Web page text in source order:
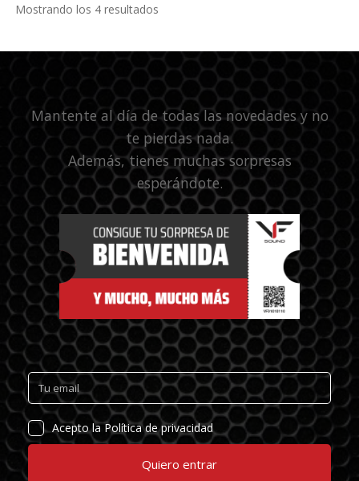
Mostrando los 4 resultados
Mantente al día de todas las novedades y no
te pierdas nada.
Además, tienes muchas sorpresas
esperándote.